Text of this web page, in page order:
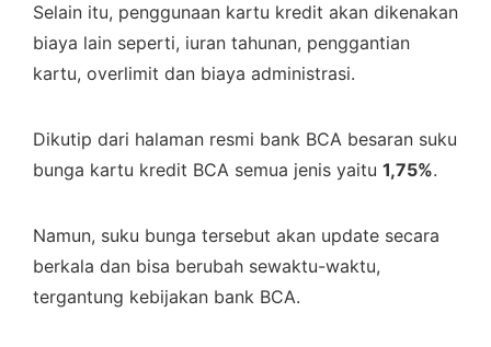
Selain itu, penggunaan kartu kredit akan dikenakan
biaya lain seperti, iuran tahunan, penggantian
kartu, overlimit dan biaya administrasi.
Dikutip dari halaman resmi bank BCA besaran suku
bunga kartu kredit BCA semua jenis yaitu 1,75%.
Namun, suku bunga tersebut akan update secara
berkala dan bisa berubah sewaktu-waktu,
tergantung kebijakan bank BCA.